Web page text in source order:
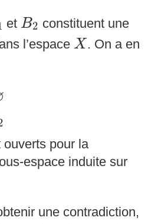
et B2
B2
constituent une
l’espace X
X . On a en
ouverts pour la
espace induite sur
une contradiction,